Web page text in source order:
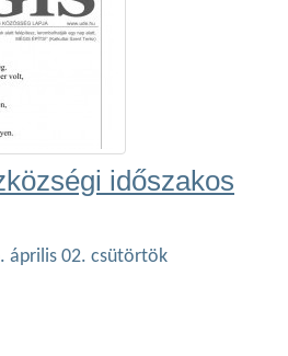
időszakos
április 02. csütörtök